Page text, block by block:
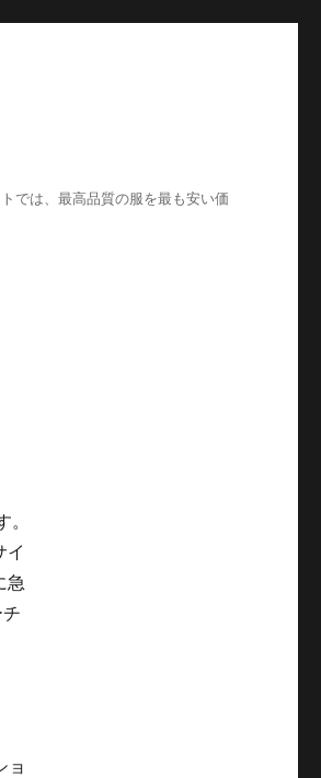
では、最高品質の服を最も安い価
イ
急
ョ